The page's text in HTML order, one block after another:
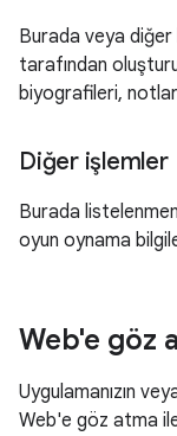
Burada veya diğer
tarafından
biyografileri, notlar
Diğer işlemler
Burada
oyun oynama
Web'e göz
Uygulamanızın
Web'e göz atma